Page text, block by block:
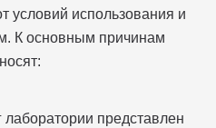
условий использования и
К основным причинам
представлен